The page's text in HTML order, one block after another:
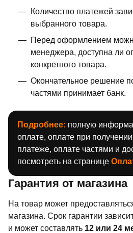
Количество платежей
выбранного товара.
Перед оформлением
менеджера, доступна ли
конкретного товара.
Окончательное решение
частями принимает банк.
Подробнее: полную
оплате, оплате при
платеже, оплате частями и
посмотреть на странице
Гарантия от магазина
На товар может
магазина. Срок гарантии
и может составлять 12 или 24